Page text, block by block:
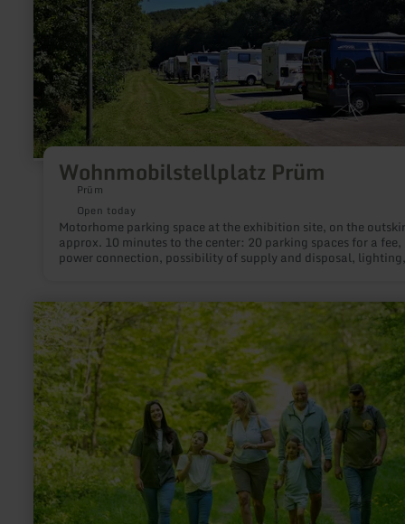
Wohnmobilstellplatz Prüm
Prüm
Open today
Motorhome parking space at the exhibition site, on the
approx. 10 minutes to the center: 20 parking spaces for a fee,
power connection, possibility of supply and disposal, lighting,
Prüm
learn
more
about:
Ich
bin
der
Waldrand